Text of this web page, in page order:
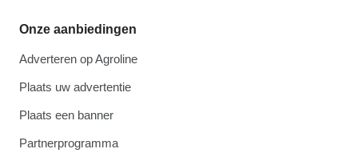
Onze aanbiedingen
Adverteren op Agroline
Plaats uw advertentie
Plaats een banner
Partnerprogramma